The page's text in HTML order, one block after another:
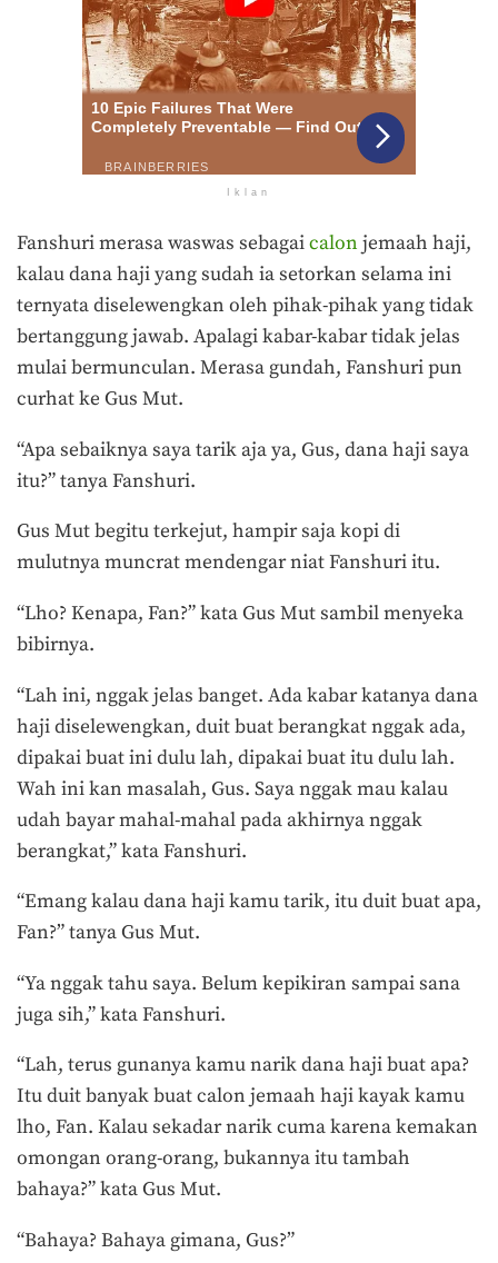
Iklan
Fanshuri merasa waswas sebagaicalon jemaah haji,
kalau dana haji yang sudah ia setorkan selama ini
ternyata diselewengkan oleh pihak-pihak yang tidak
bertanggung jawab. Apalagi kabar-kabar tidak jelas
mulai bermunculan. Merasa gundah, Fanshuri pun
curhat ke Gus Mut.
“Apa sebaiknya saya tarik aja ya, Gus, dana haji saya
itu?” tanya Fanshuri.
Gus Mut begitu terkejut, hampir saja kopi di
mulutnya muncrat mendengar niat Fanshuri itu.
“Lho? Kenapa, Fan?” kata Gus Mut sambil menyeka
bibirnya.
“Lah ini, nggak jelas banget. Ada kabar katanya dana
haji diselewengkan, duit buat berangkat nggak ada,
dipakai buat ini dulu lah, dipakai buat itu dulu lah.
Wah ini kan masalah, Gus. Saya nggak mau kalau
udah bayar mahal-mahal pada akhirnya nggak
berangkat,” kata Fanshuri.
“Emang kalau dana haji kamu tarik, itu duit buat apa,
Fan?” tanya Gus Mut.
“Ya nggak tahu saya. Belum kepikiran sampai sana
juga sih,” kata Fanshuri.
“Lah, terus gunanya kamu narik dana haji buat apa?
Itu duit banyak buat calon jemaah haji kayak kamu
lho, Fan. Kalau sekadar narik cuma karena kemakan
omongan orang-orang, bukannya itu tambah
bahaya?” kata Gus Mut.
“Bahaya? Bahaya gimana, Gus?”